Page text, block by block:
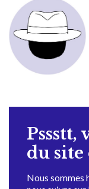
Pssstt,
du site
Nous sommes